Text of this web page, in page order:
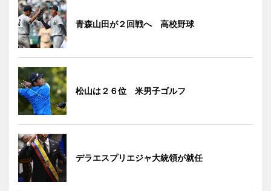
青森山田が２回戦へ 高校野球
松山は２６位 米男子ゴルフ
デラエスプリエジャ大統領が就任